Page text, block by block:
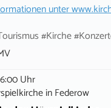
unter
#Kirche
Uhr
inFederow